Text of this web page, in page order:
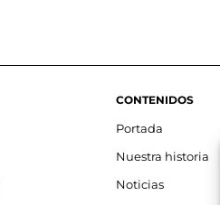
CONTENIDOS
Portada
Nuestra historia
Noticias